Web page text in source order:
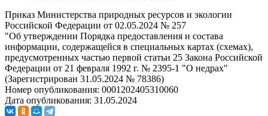
Приказ Министерства природных ресурсов и экологии
Российской Федерации от 02.05.2024 № 257
"Об утверждении Порядка предоставления и состава
информации, содержащейся в специальных картах (схемах),
предусмотренных частью первой статьи 25 Закона Российской
Федерации от 21 февраля 1992 г. № 2395-1 "О недрах"
(Зарегистрирован 31.05.2024 № 78386)
Номер опубликования: 0001202405310060
Дата опубликования: 31.05.2024